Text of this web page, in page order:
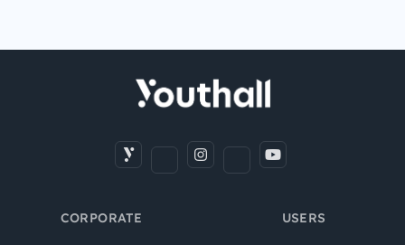
CORPORATE USERS